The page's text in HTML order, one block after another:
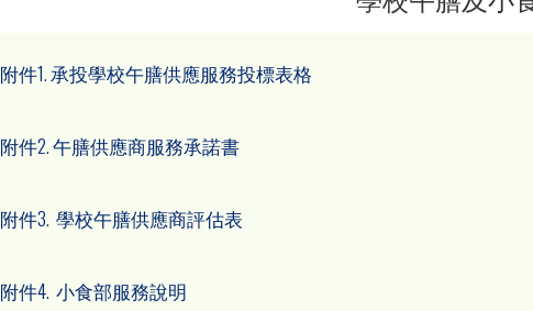
附件1. 承投學校午膳供應服務投標表格
附件2. 午膳供應商服務承諾書
附件3. 學校午膳供應商評估表
附件4. 小食部服務說明